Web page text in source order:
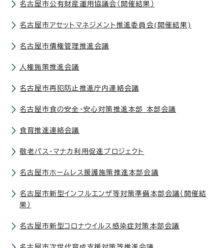
名古屋市公有財産運用協議会（開催結果）
名古屋市アセットマネジメント推進委員会(開催結果)
名古屋市債権管理推進会議
人権施策推進会議
名古屋市再犯防止推進庁内連絡会議
名古屋市食の安全・安心対策推進本部 本部会議
食育推進連絡会議
敬老パス・マナカ利用促進プロジェクト
名古屋市ホームレス援護施策推進本部会議
名古屋市新型インフルエンザ等対策準備本部会議（開催結
果）
名古屋市新型コロナウイルス感染症対策本部会議